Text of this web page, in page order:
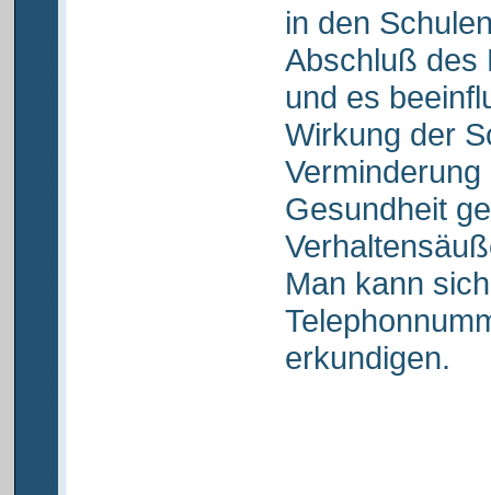
in den
Abschluß des
und es
Wirkung der
Gesundheit
Man kann
erkundigen.